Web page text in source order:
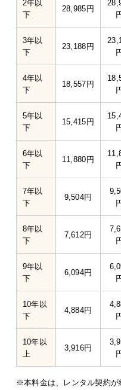
2年以
下
28,985円
3年以
下
23,188円
4年以
下
18,557円
5年以
下
15,415円
6年以
下
11,880円
7年以
下
9,504円
8年以
下
7,612円
9年以
下
6,094円
10年以
下
4,884円
10年以
上
3,916円
※本料金は、レンタル契約が